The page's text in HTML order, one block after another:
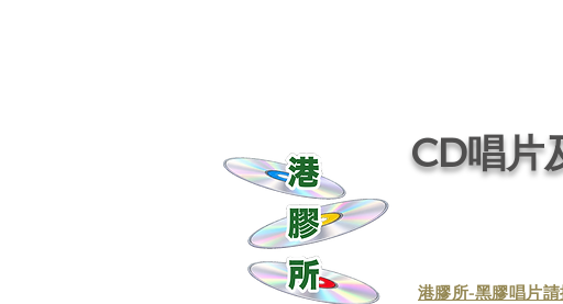
CD唱片
港膠所-黑膠唱片